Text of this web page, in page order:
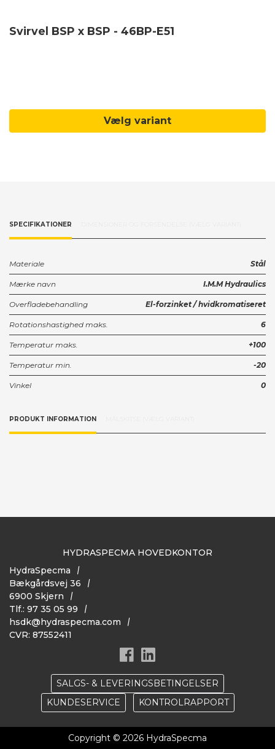
Svirvel BSP x BSP - 46BP-E51
Vælg variant
SPECIFIKATIONER
Materiale Stål
Mærke navn I.M.M Hydraulics
Overfladebehandling El-forzinket / hvidkromatiseret
Rotationshastighed maks. 6
Temperatur maks. +100
Temperatur min. -20
Vinkel 0
PRODUKT INFORMATION
HYDRASPECMA HOVEDKONTOR
HydraSpecma
Bækgårdsvej 36
6900 Skjern
Tlf.: 97 35 05 99
hsdk@hydraspecma.com
CVR: 87552411
SALGS- & LEVERINGSBETINGELSER
KUNDESERVICE
KONTROLRAPPORT
Copyright © 2026 HydraSpecma